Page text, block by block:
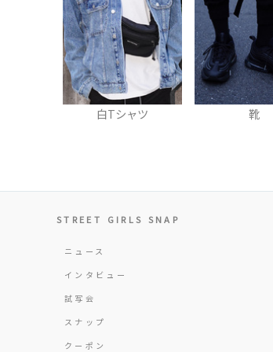
白Tシャツ 靴
STREET GIRLS SNAP
ニュース
インタビュー
試写会
スナップ
クーポン